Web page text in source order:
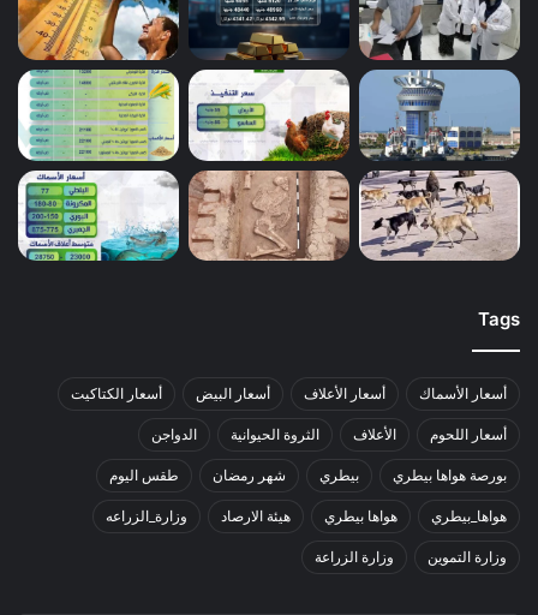
Tags
أسعار الأسماك أسعار الأعلاف أسعار البيض أسعار الكتاكيت
أسعار اللحوم الأعلاف الثروة الحيوانية الدواجن
بورصة هواها بيطري بيطري شهر رمضان طقس اليوم
هواها_بيطري هواها بيطري هيئة الارصاد وزارة_الزراعه
وزارة التموين وزارة الزراعة